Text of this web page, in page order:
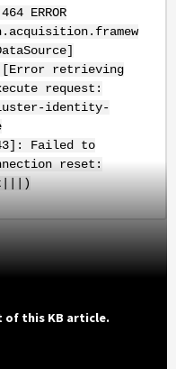
ERROR
[Error retrieving
request:
identity-
Failed to
reset:
of this KB article.